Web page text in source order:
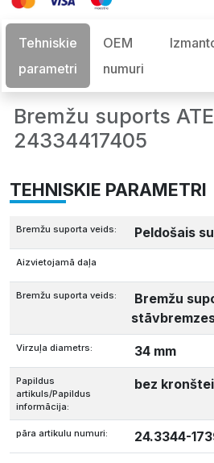
Tehniskie
parametri
OEM
numuri
Bremžu suports ATE
24334417405
TEHNISKIE PARAMETRI
Bremžu suporta veids: Peldošais
Aizvietojamā daļa
Bremžu suporta veids:
Bremžu
Virzuļa diametrs: 34 mm
Papildus
artikuls/Papildus
informācija:
bez
pāra artikulu numuri: 24.3344-